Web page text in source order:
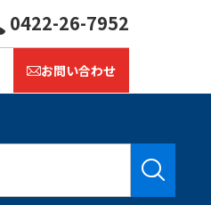
お問い合わせ
0422-26-7952